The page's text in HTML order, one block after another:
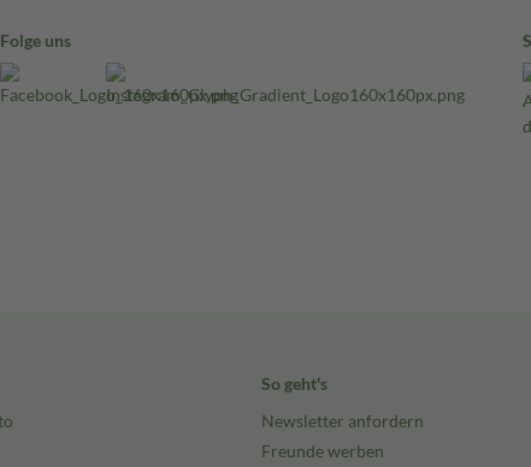
Folge uns
So geht's
Newsletter anfordern
Freunde werben